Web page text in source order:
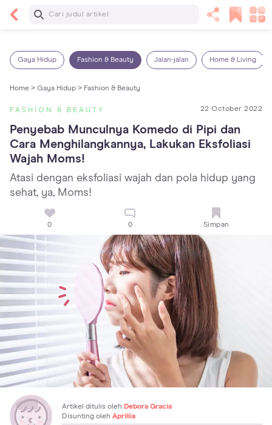
Baca Selanjutnya
Gaya Hidup Fashion & Beauty Jalan-jalan Home & Living
Home > Gaya Hidup > Fashion & Beauty
FASHION & BEAUTY 22 October 2022
Penyebab Munculnya Komedo di Pipi dan
Cara Menghilangkannya, Lakukan Eksfoliasi
Wajah Moms!
Atasi dengan eksfoliasi wajah dan pola hidup yang
sehat, ya, Moms!
0 0 Simpan
Artikel ditulis oleh Debora Gracia
Disunting oleh Aprillia